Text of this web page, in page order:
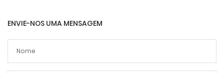
ENVIE-NOS UMA MENSAGEM